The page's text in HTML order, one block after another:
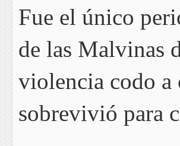
Fue el único
de las Malvinas
violencia codo a
sobrevivió para